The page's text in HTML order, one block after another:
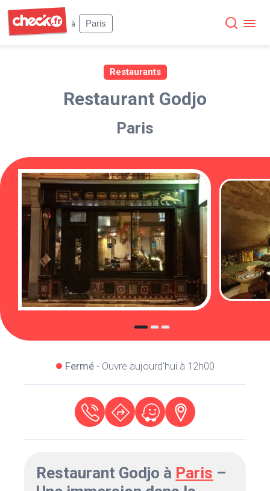
à
Paris
Restaurants
Restaurant Godjo
Paris
Fermé- Ouvre aujourd'hui à 12h00
Restaurant Godjo à Paris –